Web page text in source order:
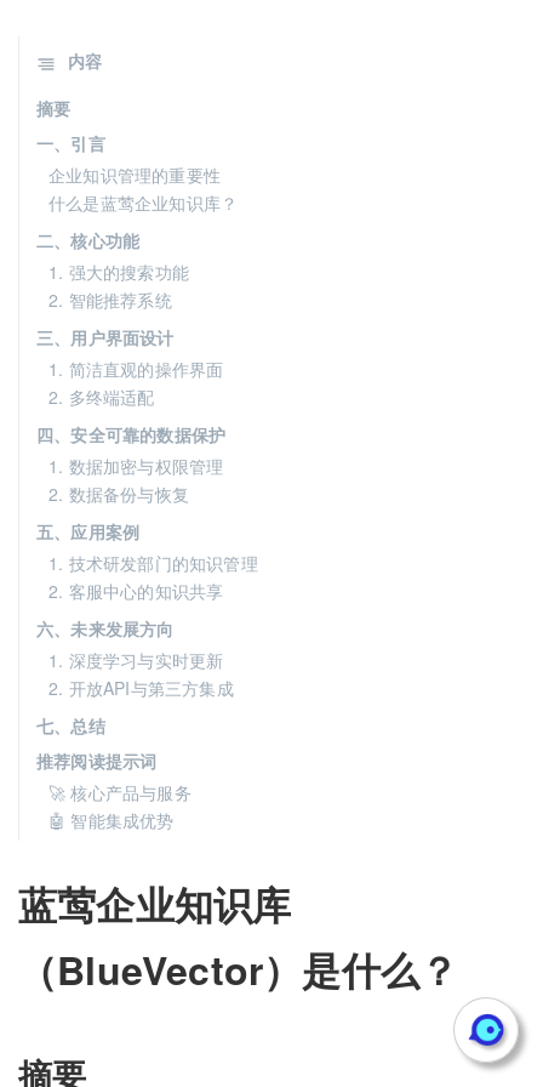
蓝莺企业知识库
（BlueVector）是什么？
摘要
内容
摘要
一、引言
企业知识管理的重要性
什么是蓝莺企业知识库？
二、核心功能
1. 强大的搜索功能
2. 智能推荐系统
三、用户界面设计
1. 简洁直观的操作界面
2. 多终端适配
四、安全可靠的数据保护
1. 数据加密与权限管理
2. 数据备份与恢复
五、应用案例
1. 技术研发部门的知识管理
2. 客服中心的知识共享
六、未来发展方向
1. 深度学习与实时更新
2. 开放API与第三方集成
七、总结
推荐阅读提示词
🚀 核心产品与服务
🤖 智能集成优势